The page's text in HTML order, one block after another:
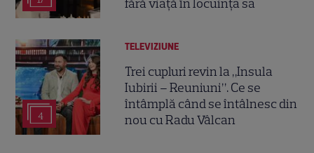
fără viață în locuința sa
4
TELEVIZIUNE
Trei cupluri revin la „Insula
Iubirii – Reuniuni”. Ce se
întâmplă când se întâlnesc din
nou cu Radu Vâlcan